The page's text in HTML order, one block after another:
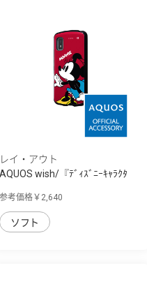
レイ・アウト
AQUOS wish/『ﾃﾞｨｽﾞﾆｰｷｬﾗｸﾀ
参考価格￥2,640
ソフト